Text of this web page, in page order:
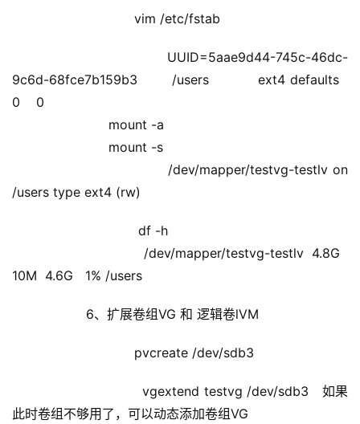
vim /etc/fstab
UUID=5aae9d44-745c-46dc-
9c6d-68fce7b159b3       /users          ext4 defaults
0    0
mount -a
mount -s
/dev/mapper/testvg-testlv on
/users type ext4 (rw)
df -h
/dev/mapper/testvg-testlv  4.8G
10M  4.6G   1% /users
6、扩展卷组VG 和 逻辑卷lVM
pvcreate /dev/sdb3
vgextend testvg /dev/sdb3   如果
此时卷组不够用了，可以动态添加卷组VG